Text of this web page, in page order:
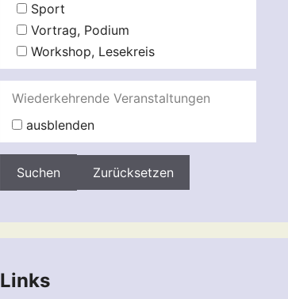
Sport
Vortrag, Podium
Workshop, Lesekreis
Wiederkehrende Veranstaltungen
ausblenden
Zurücksetzen
Links